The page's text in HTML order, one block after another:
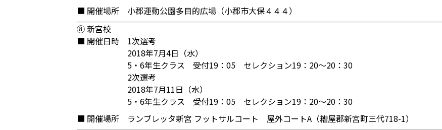
■ 開催場所
小郡運動公園多目的広場（小郡市大保４４４）
⑧ 新宮校
■ 開催日時
1次選考
2018年7月4日（水）
5・6年生クラス 受付19：05 セレクション19：20～20：30
2次選考
2018年7月11日（水）
5・6年生クラス 受付19：05 セレクション19：20～20：30
■ 開催場所
ランブレッタ新宮 フットサルコート 屋外コートA（糟屋郡新宮町三代718-1）